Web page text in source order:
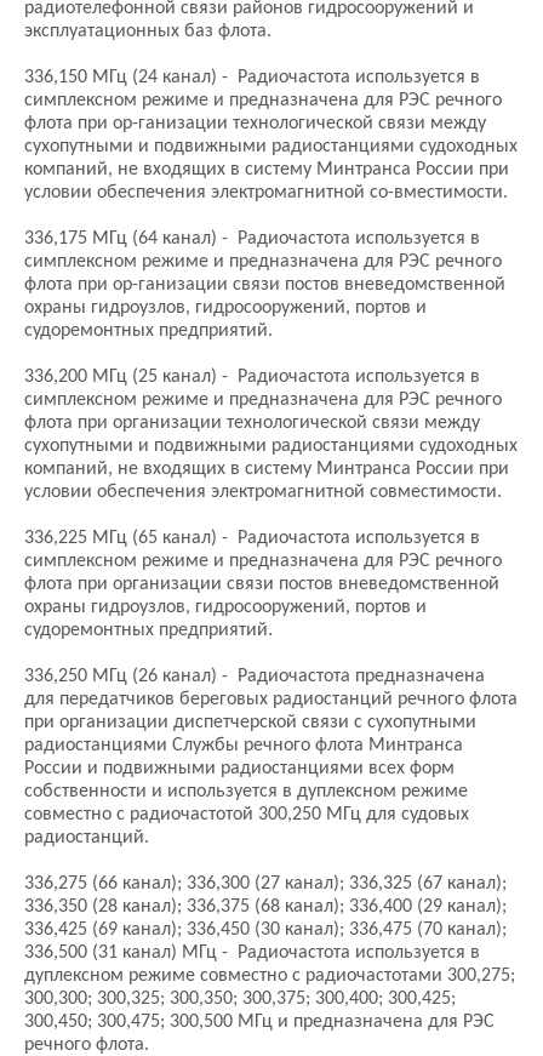
радиотелефонной связи районов гидросооружений и
эксплуатационных баз флота.
336,150 МГц (24 канал) - Радиочастота используется в
симплексном режиме и предназначена для РЭС речного
флота при ор-ганизации технологической связи между
сухопутными и подвижными радиостанциями судоходных
компаний, не входящих в систему Минтранса России при
условии обеспечения электромагнитной со-вместимости.
336,175 МГц (64 канал) - Радиочастота используется в
симплексном режиме и предназначена для РЭС речного
флота при ор-ганизации связи постов вневедомственной
охраны гидроузлов, гидросооружений, портов и
судоремонтных предприятий.
336,200 МГц (25 канал) - Радиочастота используется в
симплексном режиме и предназначена для РЭС речного
флота при организации технологической связи между
сухопутными и подвижными радиостанциями судоходных
компаний, не входящих в систему Минтранса России при
условии обеспечения электромагнитной совместимости.
336,225 МГц (65 канал) - Радиочастота используется в
симплексном режиме и предназначена для РЭС речного
флота при организации связи постов вневедомственной
охраны гидроузлов, гидросооружений, портов и
судоремонтных предприятий.
336,250 МГц (26 канал) - Радиочастота предназначена
для передатчиков береговых радиостанций речного флота
при организации диспетчерской связи с сухопутными
радиостанциями Службы речного флота Минтранса
России и подвижными радиостанциями всех форм
собственности и используется в дуплексном режиме
совместно с радиочастотой 300,250 МГц для судовых
радиостанций.
336,275 (66 канал); 336,300 (27 канал); 336,325 (67 канал);
336,350 (28 канал); 336,375 (68 канал); 336,400 (29 канал);
336,425 (69 канал); 336,450 (30 канал); 336,475 (70 канал);
336,500 (31 канал) МГц - Радиочастота используется в
дуплексном режиме совместно с радиочастотами 300,275;
300,300; 300,325; 300,350; 300,375; 300,400; 300,425;
300,450; 300,475; 300,500 МГц и предназначена для РЭС
речного флота.